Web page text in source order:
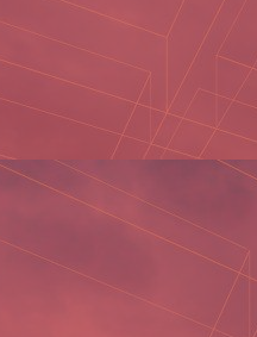
thấy những gì bạn đang tìm